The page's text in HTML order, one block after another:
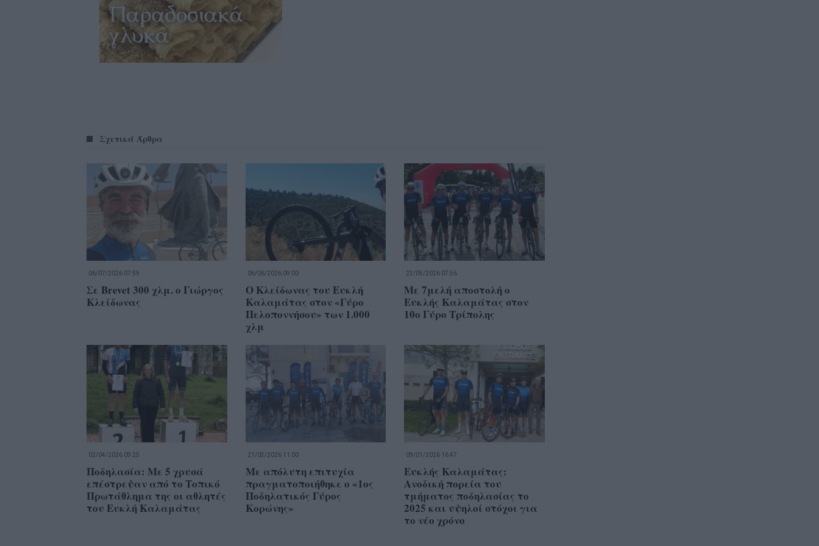
Σχετικά Άρθρα
06/07/2026 07:59
Σε Brevet 300 χλμ. ο Γιώργος
Κλείδωνας
06/06/2026 09:00
Ο Κλείδωνας του Ευκλή
Καλαμάτας στον «Γύρο
Πελοποννήσου» των 1.000
χλμ
23/05/2026 07:56
Με 7μελή αποστολή ο
Ευκλής Καλαμάτας στον
10ο Γύρο Τρίπολης
02/04/2026 09:25
Ποδηλασία: Με 5 χρυσά
επέστρεψαν από το Τοπικό
Πρωτάθλημα της οι αθλητές
του Ευκλή Καλαμάτας
21/03/2026 11:00
Με απόλυτη επιτυχία
πραγματοποιήθηκε ο «1ος
Ποδηλατικός Γύρος
Κορώνης»
09/01/2026 16:47
Ευκλής Καλαμάτας:
Ανοδική πορεία του
τμήματος ποδηλασίας το
2025 και υψηλοί στόχοι για
το νέο χρόνο